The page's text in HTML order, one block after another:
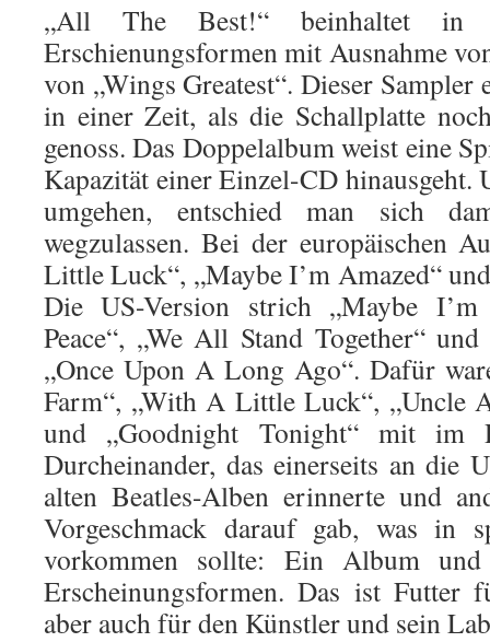
„All The Best!“ beinhaltet in
Erschienungsformen mit Ausnahme
von „Wings Greatest“. Dieser
in einer Zeit, als die Schallplatte
genoss. Das Doppelalbum weist eine
Kapazität einer Einzel-CD hinausgeht.
umgehen, entschied man sich
wegzulassen. Bei der europäischen
Little Luck“, „Maybe I’m Amazed“
Die US-Version strich „Maybe I’m
Peace“, „We All Stand Together“
„Once Upon A Long Ago“. Dafür
Farm“, „With A Little Luck“, „Uncle
und „Goodnight Tonight“ mit im
Durcheinander, das einerseits an die
alten Beatles-Alben erinnerte und
Vorgeschmack darauf gab, was in
vorkommen sollte: Ein Album und
Erscheinungsformen. Das ist Futter
aber auch für den Künstler und sein